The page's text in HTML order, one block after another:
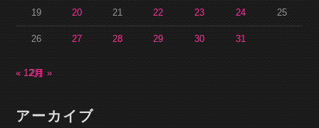
19 20 21 22 23 24 25
26 27 28 29 30 31
« 12月2月 »
アーカイブ